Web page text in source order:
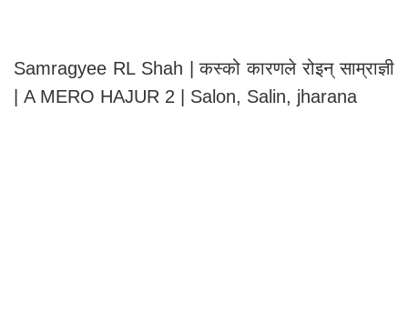
Samragyee RL Shah | कस्को कारणले रोइन् साम्राज्ञी
| A MERO HAJUR 2 | Salon, Salin, jharana